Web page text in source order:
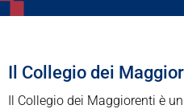
Il Collegio dei
Il Collegio dei Maggiorenti è